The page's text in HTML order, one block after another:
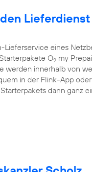
eines
O2 my
werden innerhalb von
in der Flink-App
dann ganz